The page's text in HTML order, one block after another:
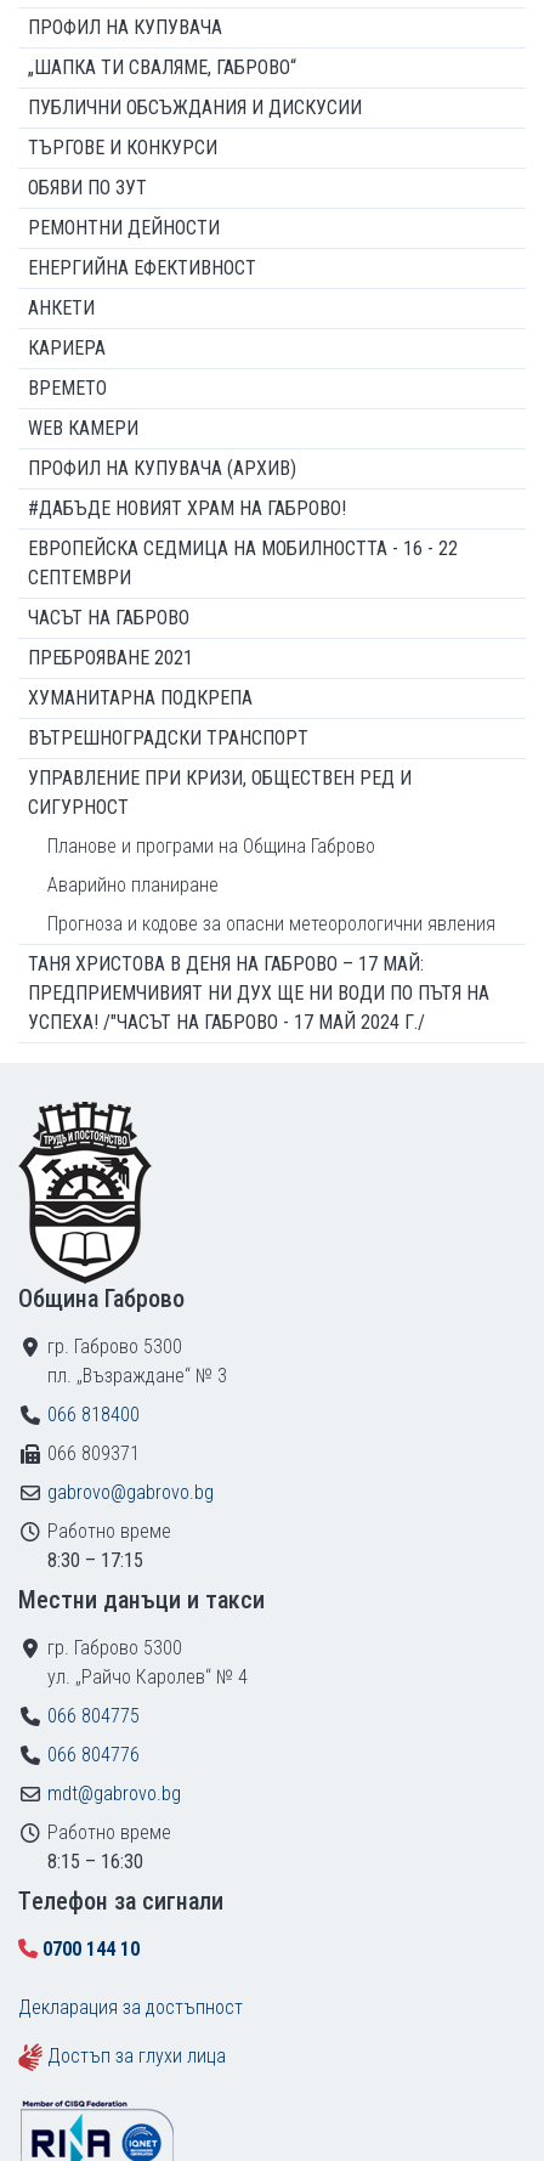
ПРОФИЛ НА КУПУВАЧА
„ШАПКА ТИ СВАЛЯМЕ, ГАБРОВО“
ПУБЛИЧНИ ОБСЪЖДАНИЯ И ДИСКУСИИ
ТЪРГОВЕ И КОНКУРСИ
ОБЯВИ ПО ЗУТ
РЕМОНТНИ ДЕЙНОСТИ
ЕНЕРГИЙНА ЕФЕКТИВНОСТ
АНКЕТИ
КАРИЕРА
ВРЕМЕТО
WEB КАМЕРИ
ПРОФИЛ НА КУПУВАЧА (АРХИВ)
#ДАБЪДЕ НОВИЯТ ХРАМ НА ГАБРОВО!
ЕВРОПЕЙСКА СЕДМИЦА НА МОБИЛНОСТТА - 16 - 22
СЕПТЕМВРИ
ЧАСЪТ НА ГАБРОВО
ПРЕБРОЯВАНЕ 2021
ХУМАНИТАРНА ПОДКРЕПА
ВЪТРЕШНОГРАДСКИ ТРАНСПОРТ
УПРАВЛЕНИЕ ПРИ КРИЗИ, ОБЩЕСТВЕН РЕД И
СИГУРНОСТ
Планове и програми на Община Габрово
Аварийно планиране
Прогноза и кодове за опасни метеорологични явления
ТАНЯ ХРИСТОВА В ДЕНЯ НА ГАБРОВО – 17 МАЙ:
ПРЕДПРИЕМЧИВИЯТ НИ ДУХ ЩЕ НИ ВОДИ ПО ПЪТЯ НА
УСПЕХА! /"ЧАСЪТ НА ГАБРОВО - 17 МАЙ 2024 Г./
Footer
Община Габрово
гр. Габрово 5300
пл. „Възраждане“ № 3
066 818400
066 809371
gabrovo@gabrovo.bg
Работно време
8:30 – 17:15
Местни данъци и такси
гр. Габрово 5300
ул. „Райчо Каролев“ № 4
066 804775
066 804776
mdt@gabrovo.bg
Работно време
8:15 – 16:30
Tелефон за сигнали
0700 144 10
Декларация за достъпност
Достъп за глухи лица